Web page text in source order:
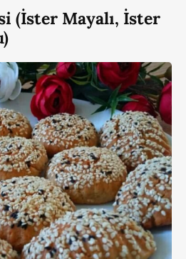
(İster Mayalı, İster